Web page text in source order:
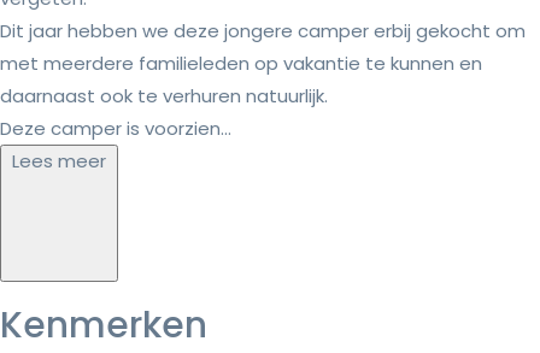
Dit jaar hebben we deze jongere camper erbij gekocht om
met meerdere familieleden op vakantie te kunnen en
daarnaast ook te verhuren natuurlijk.
Deze camper is voorzien...
Lees meer
Kenmerken